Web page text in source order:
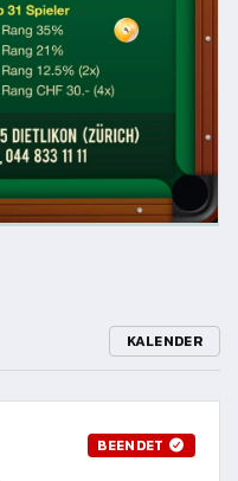
KALENDER
BEENDET